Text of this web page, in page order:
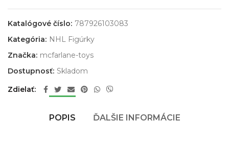
Katalógové číslo: 787926103083
Kategória: NHL Figúrky
Značka: mcfarlane-toys
Dostupnosť: Skladom
Zdielať
POPIS ĎALŠIE INFORMÁCIE